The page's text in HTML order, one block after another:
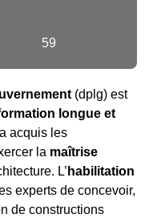
59
(dplg) est
longue et
acquis les
la maîtrise
L’ habilitation
experts de concevoir,
de constructions